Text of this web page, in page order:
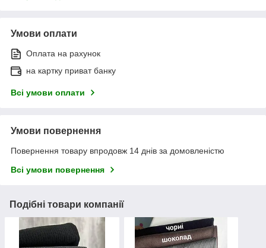
Умови оплати
Оплата на рахунок
на картку приват банку
Всі умови оплати
Умови повернення
Повернення товару впродовж 14 днів за домовленістю
Всі умови повернення
Подібні товари компанії